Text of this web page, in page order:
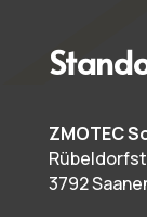
ZMOTEC
3792